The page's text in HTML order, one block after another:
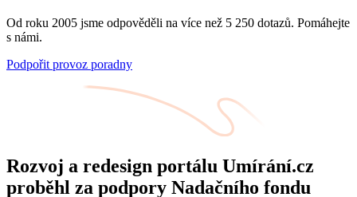
Od roku 2005 jsme odpověděli na více než 5 250 dotazů. Pomáhejte
s námi.
Podpořit provoz poradny
Rozvoj a redesign portálu Umírání.cz
proběhl za podpory Nadačního fondu